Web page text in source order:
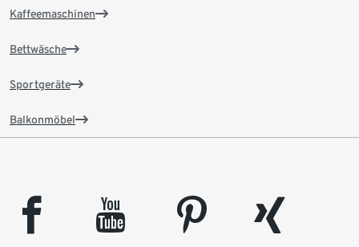
Kaffeemaschinen
Bettwäsche
Sportgeräte
Balkonmöbel
facebook youtube pinterest
xing